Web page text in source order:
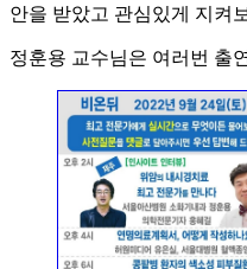
안을 받았고 관심있게 지켜
정훈용 교수님은 여러번 출